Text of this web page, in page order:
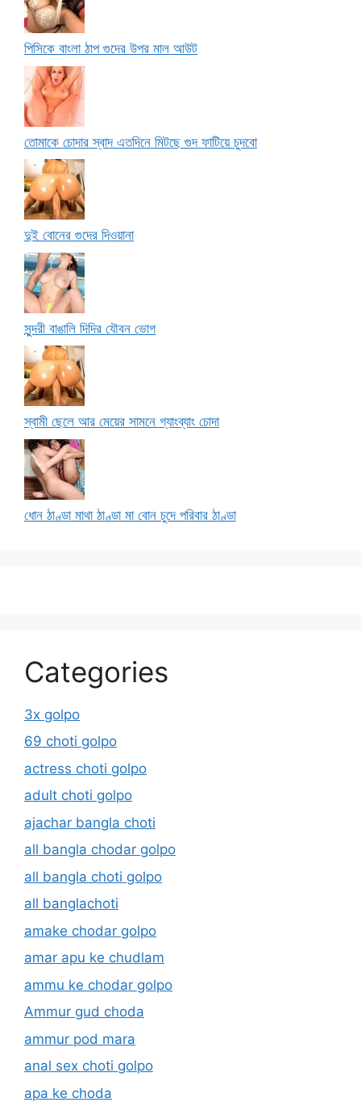
পিসিকে বাংলা ঠাপ গুদের উপর মাল আউট
তোমাকে চোদার স্বাদ এতদিনে মিটছে গুদ ফাটিয়ে চুদবো
দুই বোনের গুদের দিওয়ানা
সুন্দরী বাঙালি দিদির যৌবন ভোগ
স্বামী ছেলে আর মেয়ের সামনে গ্যাংব্যাং চোদা
ধোন ঠাণ্ডা মাথা ঠাণ্ডা মা বোন চুদে পরিবার ঠাণ্ডা
Categories
3x golpo
69 choti golpo
actress choti golpo
adult choti golpo
ajachar bangla choti
all bangla chodar golpo
all bangla choti golpo
all banglachoti
amake chodar golpo
amar apu ke chudlam
ammu ke chodar golpo
Ammur gud choda
ammur pod mara
anal sex choti golpo
apa ke choda